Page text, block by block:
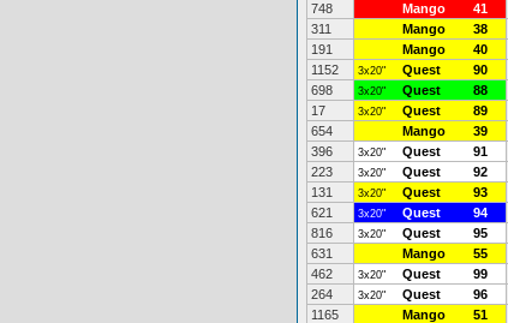
748
Mango 41
311
Mango 38
191
Mango 40
1152
3x20" Quest 90
698
3x20" Quest 88
17
3x20" Quest 89
654
Mango 39
396
3x20" Quest 91
223
3x20" Quest 92
131
3x20" Quest 93
621
3x20" Quest 94
816
3x20" Quest 95
631
Mango 55
462
3x20" Quest 99
264
3x20" Quest 96
1165
Mango 51